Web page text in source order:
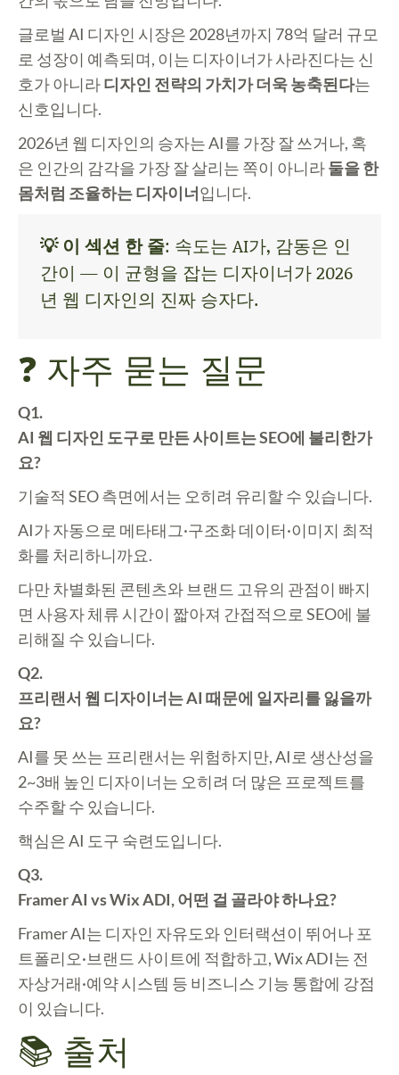
글로벌 AI 디자인 시장은 2028년까지 78억 달러 규모
로 성장이 예측되며, 이는 디자이너가 사라진다는 신
호가 아니라디자인 전략의 가치가 더욱 농축된다는
신호입니다.
2026년 웹 디자인의 승자는 AI를 가장 잘 쓰거나, 혹
은 인간의 감각을 가장 잘 살리는 쪽이 아니라둘을 한
몸처럼 조율하는 디자이너입니다.
💡 이 섹션 한 줄: 속도는 AI가, 감동은 인
간이 — 이 균형을 잡는 디자이너가 2026
년 웹 디자인의 진짜 승자다.
❓ 자주 묻는 질문
Q1.
AI 웹 디자인 도구로 만든 사이트는 SEO에 불리한가
요?
기술적 SEO 측면에서는 오히려 유리할 수 있습니다.
AI가 자동으로 메타태그·구조화 데이터·이미지 최적
화를 처리하니까요.
다만 차별화된 콘텐츠와 브랜드 고유의 관점이 빠지
면 사용자 체류 시간이 짧아져 간접적으로 SEO에 불
리해질 수 있습니다.
Q2.
프리랜서 웹 디자이너는 AI 때문에 일자리를 잃을까
요?
AI를 못 쓰는 프리랜서는 위험하지만, AI로 생산성을
2~3배 높인 디자이너는 오히려 더 많은 프로젝트를
수주할 수 있습니다.
핵심은 AI 도구 숙련도입니다.
Q3.
Framer AI vs Wix ADI, 어떤 걸 골라야 하나요?
Framer AI는 디자인 자유도와 인터랙션이 뛰어나 포
트폴리오·브랜드 사이트에 적합하고, Wix ADI는 전
자상거래·예약 시스템 등 비즈니스 기능 통합에 강점
이 있습니다.
📚 출처